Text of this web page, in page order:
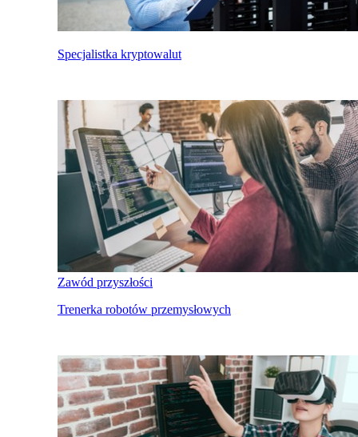
Specjalistka kryptowalut
Zawód przyszłości
Trenerka robotów przemysłowych